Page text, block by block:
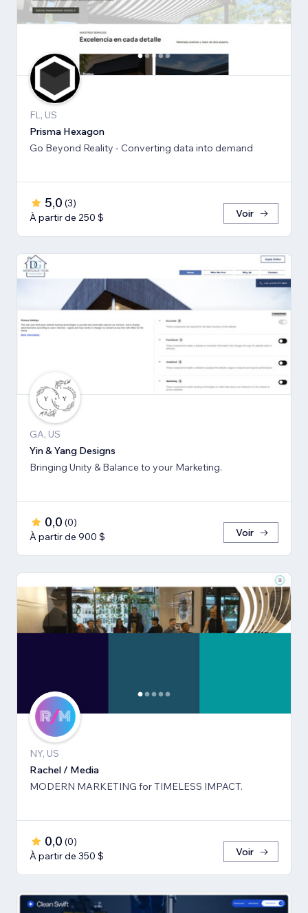
FL, US
Prisma Hexagon
Go Beyond Reality - Converting data into demand
5,0 (3)
À partir de 250 $
Voir
GA, US
Yin & Yang Designs
Bringing Unity & Balance to your Marketing.
0,0 (0)
À partir de 900 $
Voir
NY, US
Rachel / Media
MODERN MARKETING for TIMELESS IMPACT.
0,0 (0)
À partir de 350 $
Voir